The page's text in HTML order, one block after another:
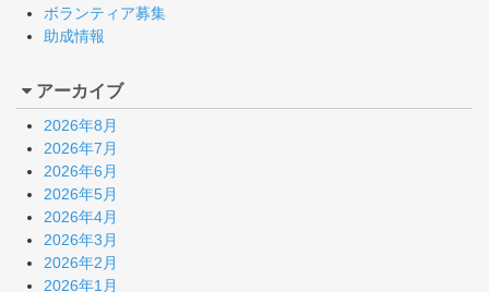
ボランティア募集
助成情報
アーカイブ
2026年8月
2026年7月
2026年6月
2026年5月
2026年4月
2026年3月
2026年2月
2026年1月